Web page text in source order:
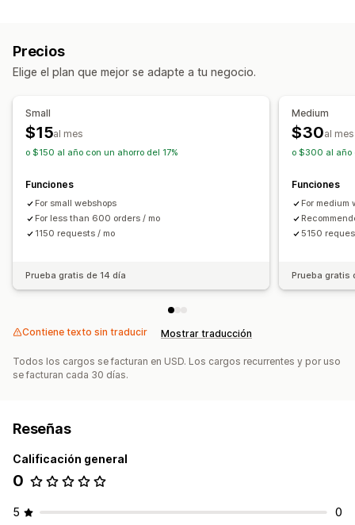
Filtros de fraude
Flujos de trabajos automatizados
Alertas y estadísticas
Precios
Elige el plan que mejor se adapte a tu negocio.
Small
$15al mes
o $150 al año con un ahorro del 17%
Funciones
For small webshops
For less than 600 orders / mo
1150 requests / mo
Prueba gratis de 14 día
Medium
$30al mes
o $300 al año
Funciones
For medium
5150
Prueba gratis
Contiene texto sin traducir Mostrar traducción
Todos los cargos se facturan en USD. Los cargos recurrentes y por uso
se facturan cada 30 días.
Reseñas
Calificación general
0
5 0